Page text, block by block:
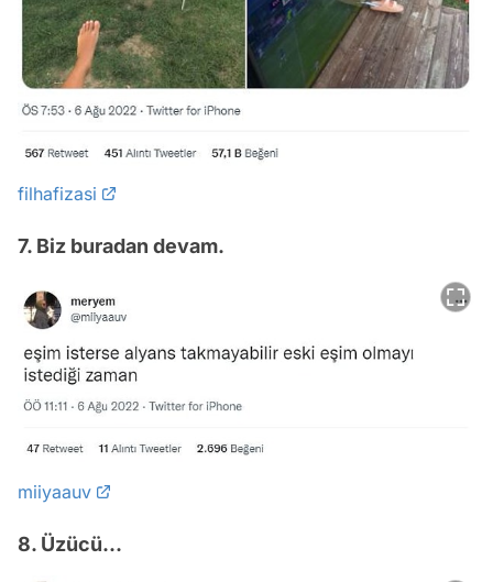
filhafizasi
7. Biz buradan devam.
miiyaauv
8. Üzücü...